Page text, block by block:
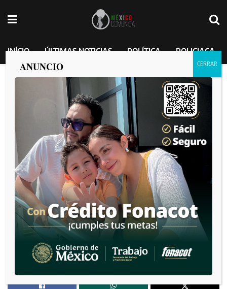
INÍCIO ÚLTIMAS NOTICIAS POLÍTICA POLICIACA
¿Qué contendrá la carta que enviará
Sheinbaum a Morena por el caso de
Andréa Chávez?
MEXICO COMUNICA 2025-04-10
ANUNCIO